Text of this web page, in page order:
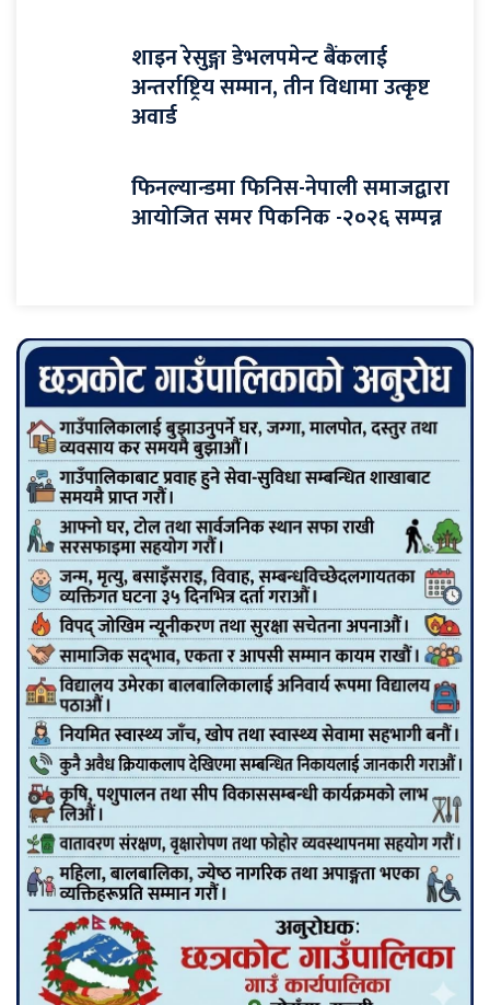
शाइन रेसुङ्गा डेभलपमेन्ट बैंकलाई
अन्तर्राष्ट्रिय सम्मान, तीन विधामा उत्कृष्ट
अवार्ड
फिनल्यान्डमा फिनिस-नेपाली समाजद्वारा
आयोजित समर पिकनिक -२०२६ सम्पन्न